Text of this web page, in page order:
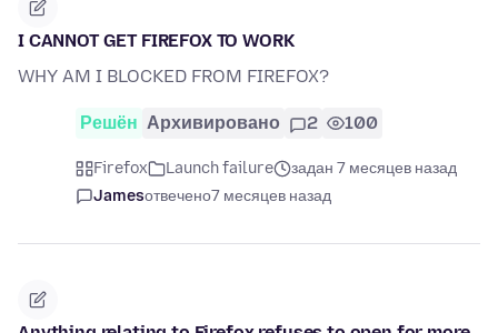
I CANNOT GET FIREFOX TO WORK
WHY AM I BLOCKED FROM FIREFOX?
Решён Архивировано 2 100
Firefox Launch failure
задан 7 месяцев назад
Jamesотвечено7 месяцев назад